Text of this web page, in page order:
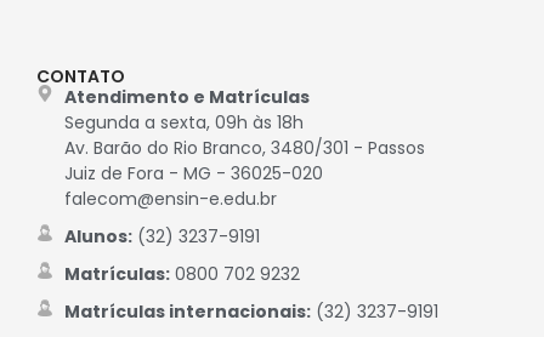
CONTATO
Atendimento e Matrículas
Segunda a sexta, 09h às 18h
Av. Barão do Rio Branco, 3480/301 - Passos
Juiz de Fora - MG - 36025-020
falecom@ensin-e.edu.br
Alunos:(32) 3237-9191
Matrículas:0800 702 9232
Matrículas internacionais:(32) 3237-9191